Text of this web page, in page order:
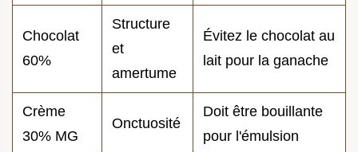
Chocolat
60%
Structure
et
amertume
Évitez le chocolat au
lait pour la ganache
Crème
30% MG
Onctuosité
Doit être bouillante
pour l'émulsion